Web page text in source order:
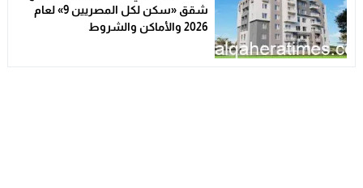
شقق «سكن لكل المصريين 9» لعام
2026 والأماكن والشروط